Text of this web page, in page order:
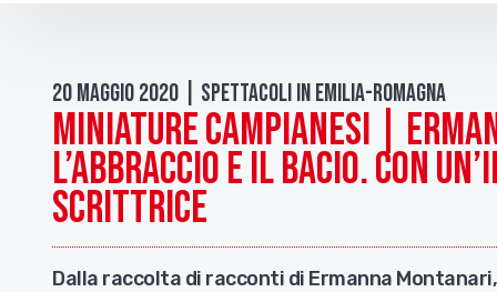
20 Maggio 2020 | Spettacoli in Emilia-Romagna
Miniature Campianesi |
L’abbraccio e Il bacio. Con
scrittrice
Dalla raccolta di racconti di Ermanna